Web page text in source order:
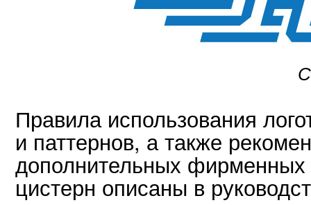
Правила использования
и паттернов, а также
дополнительных фирменных
цистерн описаны в